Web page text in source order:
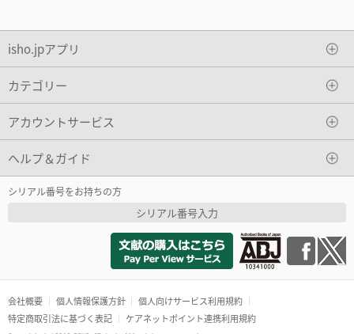
isho.jpアプリ
カテゴリー
アカウントサービス
ヘルプ＆ガイド
シリアル番号をお持ちの方
シリアル番号入力
会社概要 個人情報保護方針
個人向けサービス利用規約
特定商取引法に基づく表記
ケアネットポイント連携利用規約